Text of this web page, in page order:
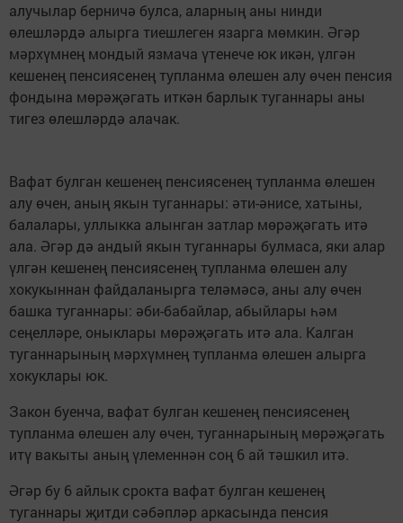
алучылар берничә булса, аларның аны нинди
өлешләрдә алырга тиешлеген язарга мөмкин. Әгәр
мәрхүмнең мондый язмача үтенече юк икән, үлгән
кешенең пенсиясенең тупланма өлешен алу өчен пенсия
фондына мөрәҗәгать иткән барлык туганнары аны
тигез өлешләрдә алачак.
Вафат булган кешенең пенсиясенең тупланма өлешен
алу өчен, аның якын туганнары: әти-әнисе, хатыны,
балалары, уллыкка алынган затлар мөрәҗәгать итә
ала. Әгәр дә андый якын туганнары булмаса, яки алар
үлгән кешенең пенсиясенең тупланма өлешен алу
хокукыннан файдаланырга теләмәсә, аны алу өчен
башка туганнары: әби-бабайлар, абыйлары һәм
сеңелләре, оныклары мөрәҗәгать итә ала. Калган
туганнарының мәрхүмнең тупланма өлешен алырга
хокуклары юк.
Закон буенча, вафат булган кешенең пенсиясенең
тупланма өлешен алу өчен, туганнарының мөрәҗәгать
итү вакыты аның үлеменнән соң 6 ай тәшкил итә.
Әгәр бу 6 айлык срокта вафат булган кешенең
туганнары җитди сәбәпләр аркасында пенсия